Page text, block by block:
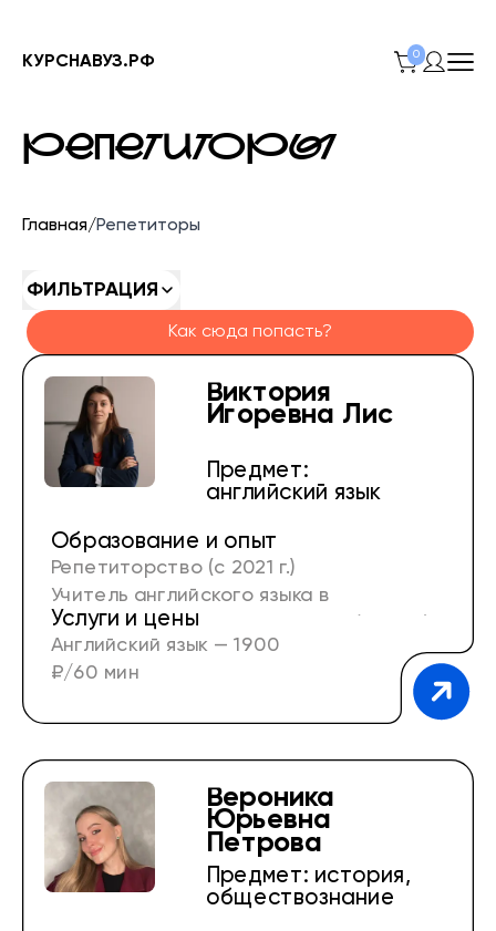
КУРСНАВУЗ.РФ 0
РЕПЕТИТОРЫ
Главная/Репетиторы
ФИЛЬТРАЦИЯ
Как сюда попасть?
Виктория
Игоревна Лис
Предмет:
английский язык
Образование и опыт
Репетиторство (с 2021 г.)
Учитель английского языка в
общеобразовательной школе (2 года)
Учитель английского языка в частной
школе (3 года)
Услуги и цены
Английский язык — 1900
₽/60 мин
Вероника
Юрьевна
Петрова
Предмет: история,
обществознание